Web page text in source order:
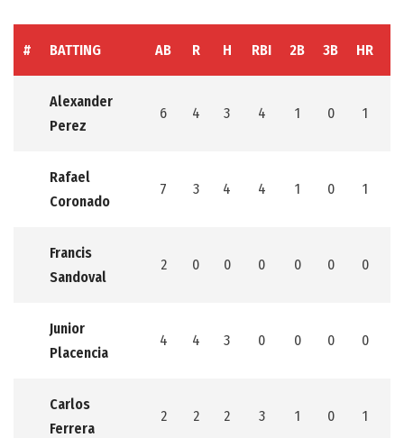
# BATTING AB R H RBI 2B 3B HR
Alexander
Perez
6 4 3 4 1 0 1
Rafael
Coronado
7 3 4 4 1 0 1
Francis
Sandoval
2 0 0 0 0 0 0
Junior
Placencia
4 4 3 0 0 0 0
Carlos
Ferrera
2 2 2 3 1 0 1